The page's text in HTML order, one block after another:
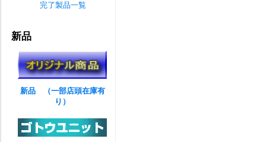
完了製品一覧
新品
新品 （一部店頭在庫有
り）